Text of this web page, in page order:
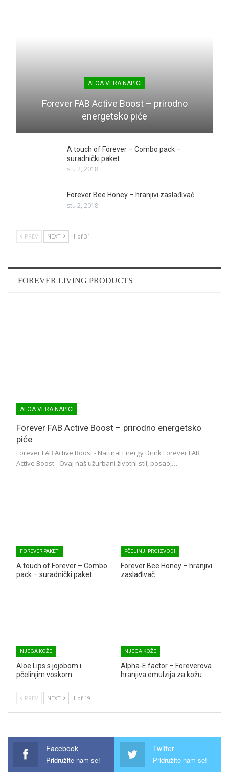
ALOA VERA NAPICI
Forever FAB Active Boost – prirodno
energetsko piće
A touch of Forever – Combo pack –
suradnički paket
stu 2, 2018
Forever Bee Honey – hranjivi zaslađivač
stu 2, 2018
PREV NEXT 1 of 31
FOREVER LIVING PRODUCTS
ALOA VERA NAPICI
Forever FAB Active Boost – prirodno energetsko
piće
Forever FAB Active Boost - Natural Energy Drink Forever FAB
Active Boost - Ovaj naš užurbani životni stil, posao,…
FOREVER PAKETI
A touch of Forever – Combo
pack – suradnički paket
PČELINJI PROIZVODI
Forever Bee Honey – hranjivi
zaslađivač
NJEGA KOŽE
Aloe Lips s jojobom i
pčelinjim voskom
NJEGA KOŽE
Alpha-E factor – Foreverova
hranjiva emulzija za kožu
PREV NEXT 1 of 19
Facebook
Pridružite nam se!
Twitter
Pridružite nam se!